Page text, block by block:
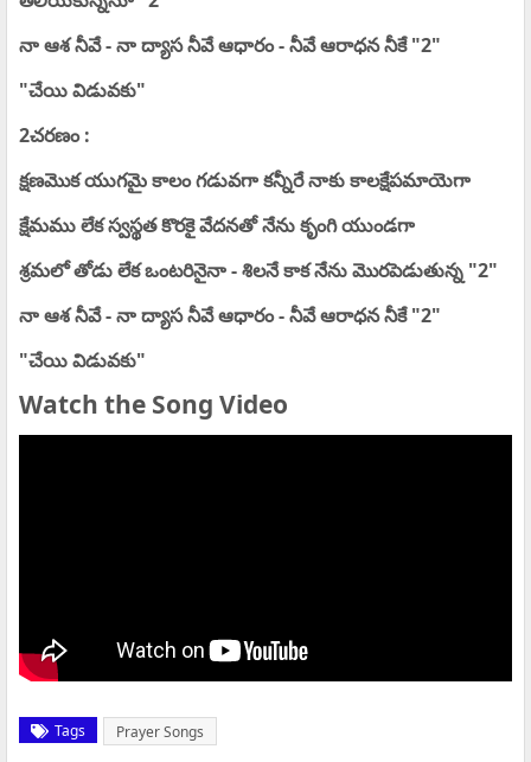
నా ఆశ నీవే - నా ద్యాస నీవే ఆధారం - నీవే ఆరాధన నీకే "2"
"చేయి విడువకు"
2చరణం :
క్షణమొక యుగమై కాలం గడువగా కన్నీరే నాకు కాలక్షేపమాయెగా
క్షేమము లేక స్వస్థత కొరకై వేదనతో నేను కృంగి యుండగా
శ్రమలో తోడు లేక ఒంటరినైనా - శిలనే కాక నేను మొరపెడుతున్న "2"
నా ఆశ నీవే - నా ద్యాస నీవే ఆధారం - నీవే ఆరాధన నీకే "2"
"చేయి విడువకు"
Watch the Song Video
Tags Prayer Songs